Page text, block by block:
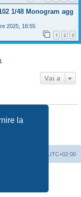
la
1/48 Monogram agg
2025, 18:55
1 2 3
Vai a
UTC+02:00
Limited